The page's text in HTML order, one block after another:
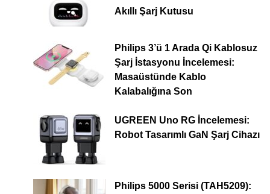
Akıllı Şarj Kutusu
Philips 3’ü 1 Arada Qi Kablosuz
Şarj İstasyonu İncelemesi:
Masaüstünde Kablo
Kalabalığına Son
UGREEN Uno RG İncelemesi:
Robot Tasarımlı GaN Şarj Cihazı
Philips 5000 Serisi (TAH5209):